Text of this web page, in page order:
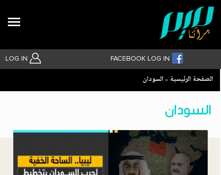
LOG IN FACEBOOK LOG IN
Breadcrumb
الصفحة الرئيسية السودان
السودان